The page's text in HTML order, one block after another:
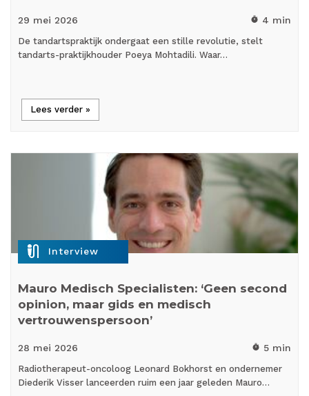
29 mei 2026 timer 4 min
De tandartspraktijk ondergaat een stille revolutie, stelt
tandarts-praktijkhouder Poeya Mohtadili. Waar…
Lees verder »
mic_external_on Interview
Mauro Medisch Specialisten: ‘Geen second
opinion, maar gids en medisch
vertrouwenspersoon’
28 mei 2026 timer 5 min
Radiotherapeut-oncoloog Leonard Bokhorst en ondernemer
Diederik Visser lanceerden ruim een jaar geleden Mauro…